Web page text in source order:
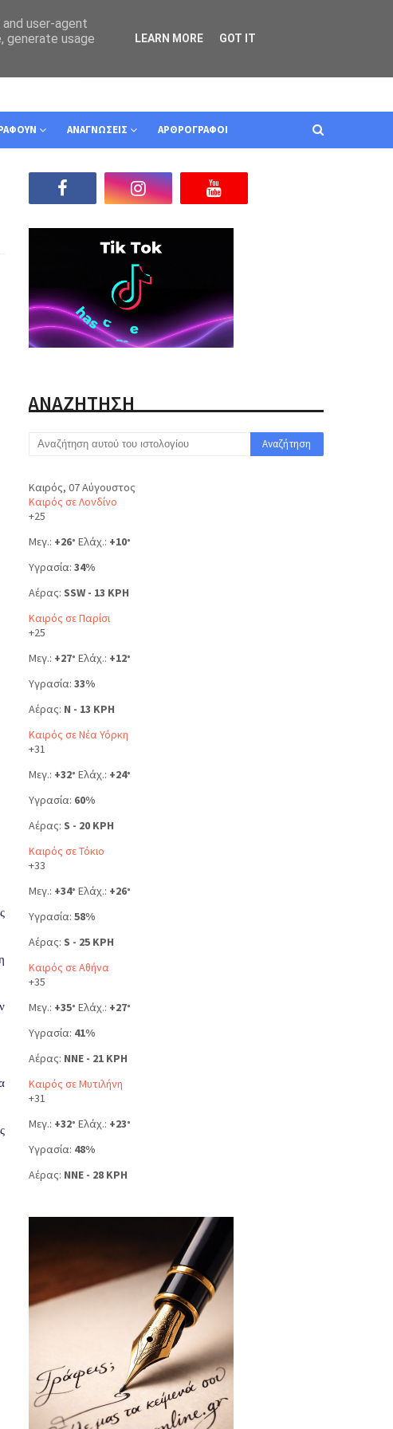
ΑΝΑΓΝΩΣΕΙΣ ΑΡΘΡΟΓΡΑΦΟΙ
ΑΝΑΖΗΤΗΣΗ
Καιρός, 07 Αύγουστος
Καιρός σε Λονδίνο
+25
Μεγ.: +26° Ελάχ.: +10°
Υγρασία: 34%
Αέρας: SSW - 13 KPH
Καιρός σε Παρίσι
+25
Μεγ.: +27° Ελάχ.: +12°
Υγρασία: 33%
Αέρας: N - 13 KPH
Καιρός σε Νέα Υόρκη
+31
Μεγ.: +32° Ελάχ.: +24°
Υγρασία: 60%
Αέρας: S - 20 KPH
Καιρός σε Τόκιο
+33
Μεγ.: +34° Ελάχ.: +26°
Υγρασία: 58%
Αέρας: S - 25 KPH
Καιρός σε Αθήνα
+35
Μεγ.: +35° Ελάχ.: +27°
Υγρασία: 41%
Αέρας: NNE - 21 KPH
Καιρός σε Μυτιλήνη
+31
Μεγ.: +32° Ελάχ.: +23°
Υγρασία: 48%
Αέρας: NNE - 28 KPH
user-agent
generate usage
LEARN MORE GOT IT